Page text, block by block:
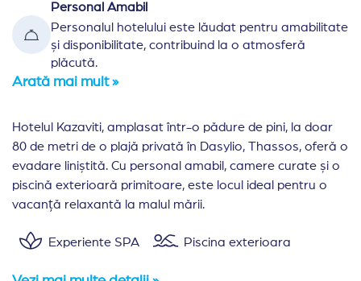
Hotelul Kazaviti, amplasat într-o pădure de pini, la doar
80 de metri de o plajă privată în Dasylio, Thassos, oferă o
evadare liniștită. Cu personal amabil, camere curate și o
piscină exterioară primitoare, este locul ideal pentru o
vacanță relaxantă la malul mării.
Experiente SPA Piscina exterioara
Personal Amabil
Personalul hotelului este lăudat pentru amabilitate
și disponibilitate, contribuind la o atmosferă
plăcută.
Arată mai mult »